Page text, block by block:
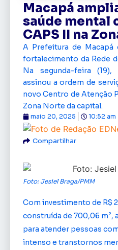
Macapá
saúde mental
CAPS II na
A Prefeitura de Macapá
fortalecimento da Rede
Na segunda-feira
assinou a ordem de
novo Centro de Atenção
Zona Norte da capital.
maio 20, 2025 10:52 am
Compartilhar
Foto: Jesiel Braga/PMM
Com investimento de R$
construída de 700,06 m²,
para atender pessoas
intenso e transtornos